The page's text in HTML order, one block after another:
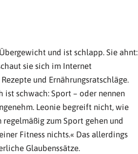
und ist schlapp. Sie ahnt:
sie sich im Internet
und Ernährungsratschläge.
schwach: Sport – oder nennen
Leonie begreift nicht, wie
zum Sport gehen und
Fitness nichts.« Das allerdings
Glaubenssätze.